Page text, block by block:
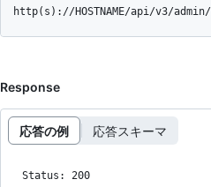
http(s)://HOSTNAME/api/v3/
Response
応答の例 応答スキーマ
Status: 200